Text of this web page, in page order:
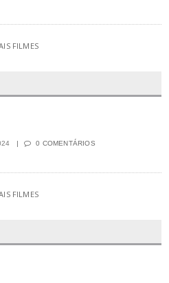
FILMES
0 COMENTÁRIOS
FILMES